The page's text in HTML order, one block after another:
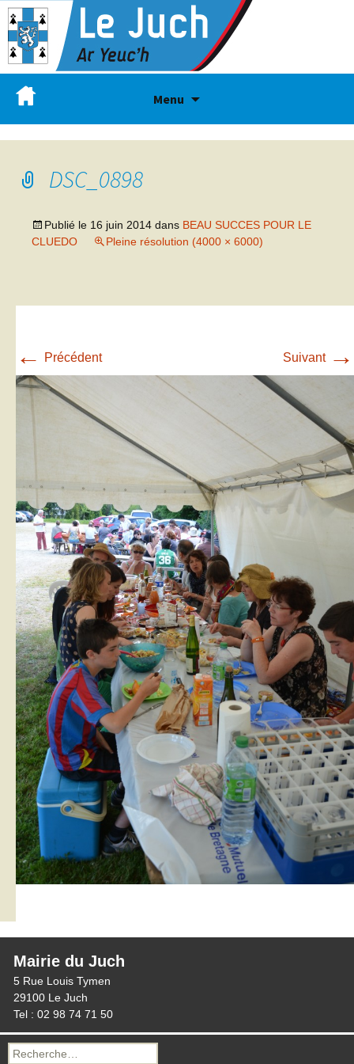
Menu
DSC_0898
Publié le 16 juin 2014 dans BEAU SUCCES POUR LE
CLUEDO
Pleine résolution (4000 × 6000)
← Précédent Suivant →
Mairie du Juch
5 Rue Louis Tymen
29100 Le Juch
Tel : 02 98 74 71 50
Recherche